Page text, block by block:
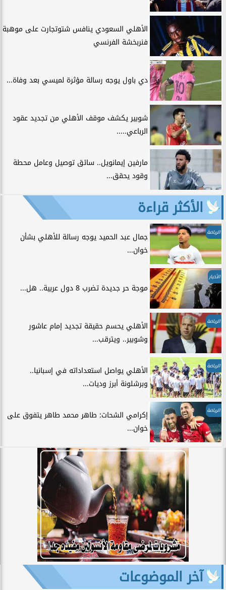
الأهلي السعودي ينافس شتوتجارت على موهبة
فنربخشة الفرنسي
دي باول يوجه رسالة مؤثرة لميسي بعد وفاة...
شوبير يكشف موقف الأهلي من تجديد عقود
الرباعي.....
مارفين إيمانويل.. سائق توصيل وعامل محطة
وقود يحقق...
الأكثر قراءة
الرياضة
جمال عبد الحميد يوجه رسالة للأهلي بشأن
خوان...
الأخبار
موجة حر جديدة تضرب 8 دول عربية.. هل...
الرياضة
الأهلي يحسم حقيقة تجديد إمام عاشور
وشوبير.. ويترقب...
الرياضة
الأهلي يواصل استعداداته في إسبانيا..
وبرشلونة أبرز وديات...
الرياضة
إكرامي الشحات: طاهر محمد طاهر يتفوق على
خوان...
آخر الموضوعات